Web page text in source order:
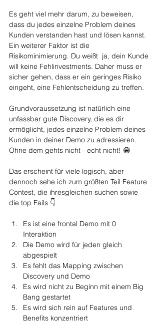
Es geht viel mehr darum, zu beweisen,
dass du jedes einzelne Problem deines
Kunden verstanden hast und lösen kannst.
Ein weiterer Faktor ist die
Risikominimierung. Du weißt  ja, dein Kunde
will keine Fehlinvestments. Daher muss er
sicher gehen, dass er ein geringes Risiko
eingeht, eine Fehlentscheidung zu treffen.
Grundvoraussetzung ist natürlich eine
unfassbar gute Discovery, die es dir
ermöglicht, jedes einzelne Problem deines
Kunden in deiner Demo zu adressieren.
Ohne dem gehts nicht - echt nicht! 😁
Das erscheint für viele logisch, aber
dennoch sehe ich zum größten Teil Feature
Contest, die ihresgleichen suchen sowie
die top Fails 👇
Es ist eine frontal Demo mit 0
Interaktion
Die Demo wird für jeden gleich
abgespielt
Es fehlt das Mapping zwischen
Discovery und Demo
Es wird nicht zu Beginn mit einem Big
Bang gestartet
Es wird sich rein auf Features und
Benefits konzentriert